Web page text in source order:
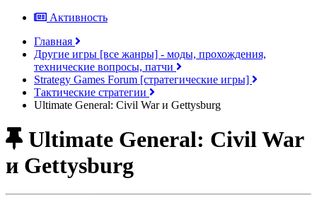
Активность
Главная
Другие игры [все жанры] - моды, прохождения,
технические вопросы, патчи
Strategy Games Forum [стратегические игры]
Тактические стратегии
Ultimate General: Сivil War и Gettysburg
Ultimate General: Сivil War
и Gettysburg